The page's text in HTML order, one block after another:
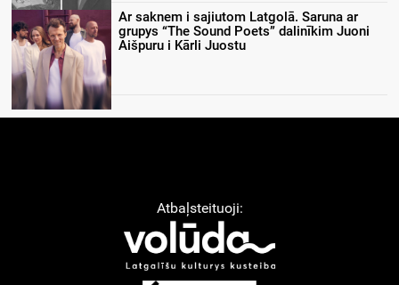
Ar saknem i sajiutom Latgolā. Saruna ar
grupys “The Sound Poets” dalinīkim Juoni
Aišpuru i Kārli Juostu
Atbaļsteituoji: